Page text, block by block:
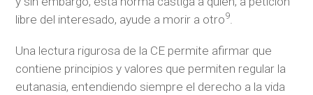
libre del interesado, ayude a morir a otro9
Una lectura rigurosa de la CE permite afirmar que
contiene principios y valores que permiten regular la
eutanasia, entendiendo siempre el derecho a la vida